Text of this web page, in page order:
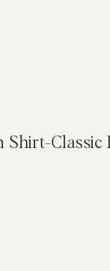
Shirt-Classic